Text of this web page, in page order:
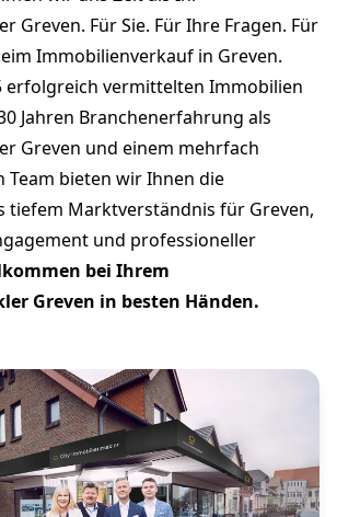
Greven. Für Sie. Für Ihre Fragen. Für
Immobilienverkauf in Greven.
erfolgreich vermittelten Immobilien
Jahren Branchenerfahrung als
Greven und einem mehrfach
Team bieten wir Ihnen die
tiefem Marktverständnis für Greven,
und professioneller
bei Ihrem
Greven in besten Händen.